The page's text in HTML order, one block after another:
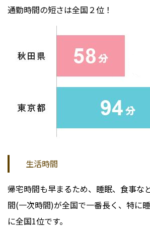
通勤時間の短さは全国２位！
生活時間
帰宅時間も早まるため、睡眠、食事な
間(一次時間)が全国で一番長く、特に
に全国1位です。